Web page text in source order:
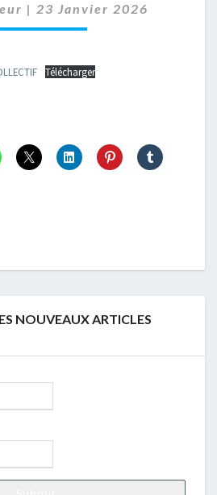
FINANCEMENT
À
SUR
LA
| 23 Janvier 2026
Télécharger
NOUVEAUX ARTICLES